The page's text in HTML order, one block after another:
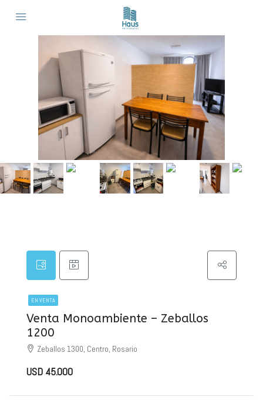
EN VENTA
Venta Monoambiente – Zeballos
1200
Zeballos 1300, Centro, Rosario
USD 45.000